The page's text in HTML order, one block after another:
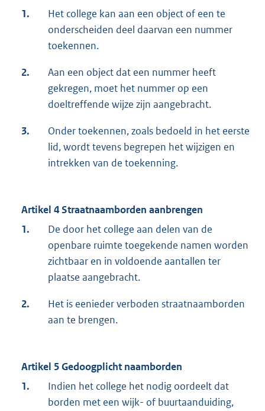
1.
Het college kan aan een object of een te
onderscheiden deel daarvan een nummer
toekennen.
2.
Aan een object dat een nummer heeft
gekregen, moet het nummer op een
doeltreffende wijze zijn aangebracht.
3.
Onder toekennen, zoals bedoeld in het eerste
lid, wordt tevens begrepen het wijzigen en
intrekken van de toekenning.
Artikel 4 Straatnaamborden aanbrengen
1.
De door het college aan delen van de
openbare ruimte toegekende namen worden
zichtbaar en in voldoende aantallen ter
plaatse aangebracht.
2.
Het is eenieder verboden straatnaamborden
aan te brengen.
Artikel 5 Gedoogplicht naamborden
1.
Indien het college het nodig oordeelt dat
borden met een wijk- of buurtaanduiding,